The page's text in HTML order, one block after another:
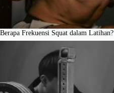
Berapa Frekuensi Squat dalam Latihan?